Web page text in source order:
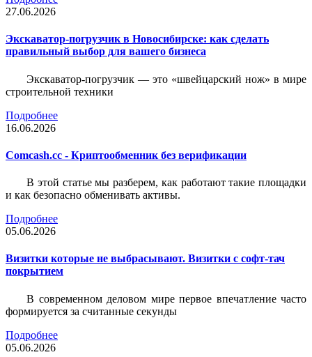
27.06.2026
Экскаватор-погрузчик в Новосибирске: как сделать
правильный выбор для вашего бизнеса
Экскаватор-погрузчик — это «швейцарский нож» в мире
строительной техники
Подробнее
16.06.2026
Comcash.cc - Криптообменник без верификации
В этой статье мы разберем, как работают такие площадки
и как безопасно обменивать активы.
Подробнее
05.06.2026
Визитки которые не выбрасывают. Визитки с софт-тач
покрытием
В современном деловом мире первое впечатление часто
формируется за считанные секунды
Подробнее
05.06.2026